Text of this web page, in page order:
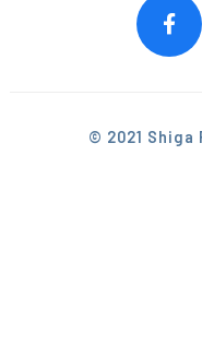
© 2021 Shiga